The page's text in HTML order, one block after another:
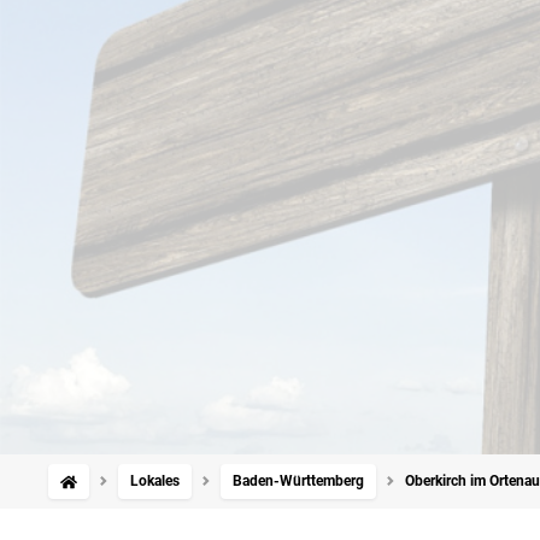
Lokales Baden-Württemberg Oberkirch im